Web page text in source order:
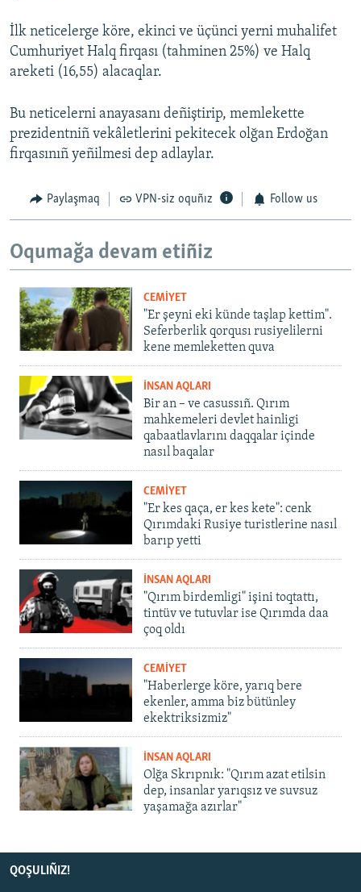
İlk neticelerge köre, ekinci ve üçünci yerni muhalifet
Cumhuriyet Halq firqası (tahminen 25%) ve Halq
areketi (16,55) alacaqlar.
Bu neticelerni anayasanı deñiştirip, memlekette
prezidentniñ vekâletlerini pekitecek olğan Erdoğan
firqasınıñ yeñilmesi dep adlaylar.
Paylaşmaq VPN-siz oquñız Follow us
Oqumağa devam etiñiz
CEMİYET
"Er şeyni eki künde taşlap kettim".
Seferberlik qorqusı rusiyelilerni
kene memleketten quva
İNSAN AQLARI
Bir an – ve casussıñ. Qırım
mahkemeleri devlet hainligi
qabaatlavlarını daqqalar içinde
nasıl baqalar
CEMİYET
"Er kes qaça, er kes kete": cenk
Qırımdaki Rusiye turistlerine nasıl
barıp yetti
İNSAN AQLARI
"Qırım birdemligi" işini toqtattı,
tintüv ve tutuvlar ise Qırımda daa
çoq oldı
CEMİYET
"Haberlerge köre, yarıq bere
ekenler, amma biz bütünley
ekektriksizmiz"
İNSAN AQLARI
Olğa Skrıpnık: "Qırım azat etilsin
dep, insanlar yarıqsız ve suvsuz
yaşamağa azırlar"
QOŞULIÑIZ!